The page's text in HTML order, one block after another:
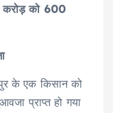
करोड़ को 600
के एक किसान को
प्राप्त हो गया